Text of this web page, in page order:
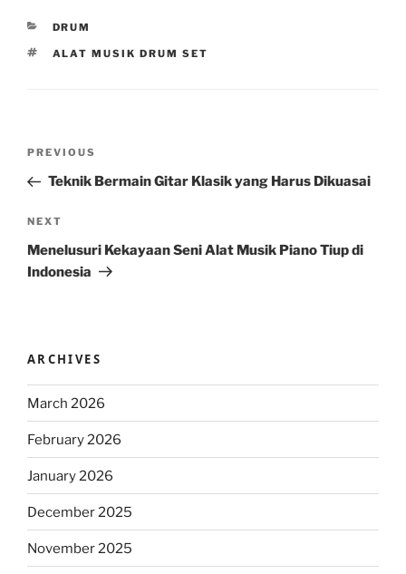
CATEGORIES
DRUM
TAGS
ALAT MUSIK DRUM SET
Previous
Post
PREVIOUS
Teknik Bermain Gitar Klasik yang Harus Dikuasai
Next
Post
NEXT
Menelusuri Kekayaan Seni Alat Musik Piano Tiup di
Indonesia
ARCHIVES
March 2026
February 2026
January 2026
December 2025
November 2025